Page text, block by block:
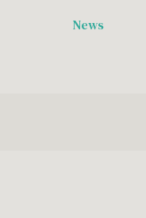
News